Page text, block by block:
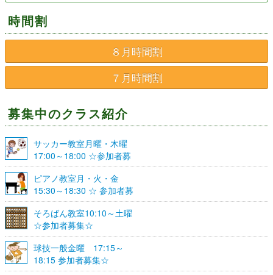
時間割
８月時間割
７月時間割
募集中のクラス紹介
サッカー教室月曜・木曜
17:00～18:00 ☆参加者募
集☆
ピアノ教室月・火・金
15:30～18:30 ☆ 参加者募
集☆
そろばん教室10:10～土曜
☆参加者募集☆
球技一般金曜 17:15～
18:15 参加者募集☆